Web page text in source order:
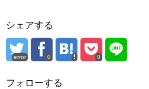
シェアする
error 0 0
フォローする